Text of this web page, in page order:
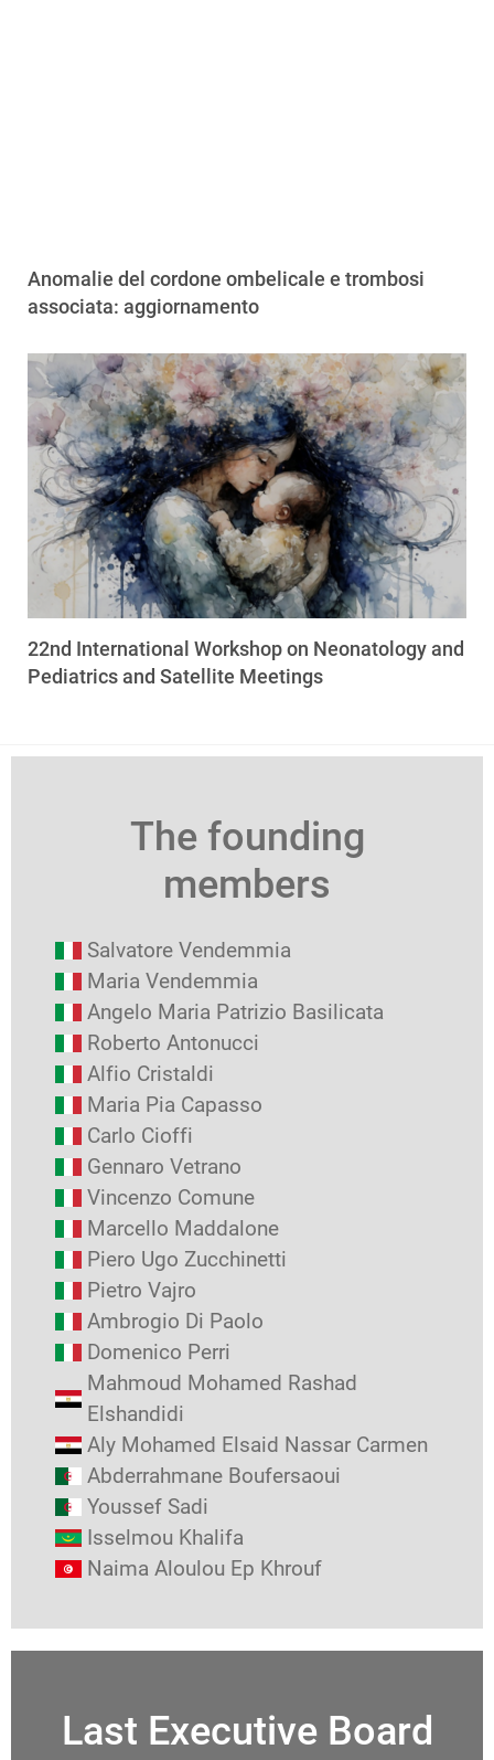
Anomalie del cordone ombelicale e trombosi
associata: aggiornamento
22nd International Workshop on Neonatology and
Pediatrics and Satellite Meetings
The founding
members
Salvatore Vendemmia
Maria Vendemmia
Angelo Maria Patrizio Basilicata
Roberto Antonucci
Alfio Cristaldi
Maria Pia Capasso
Carlo Cioffi
Gennaro Vetrano
Vincenzo Comune
Marcello Maddalone
Piero Ugo Zucchinetti
Pietro Vajro
Ambrogio Di Paolo
Domenico Perri
Mahmoud Mohamed Rashad
Elshandidi
Aly Mohamed Elsaid Nassar Carmen
Abderrahmane Boufersaoui
Youssef Sadi
Isselmou Khalifa
Naima Aloulou Ep Khrouf
Last Executive Board